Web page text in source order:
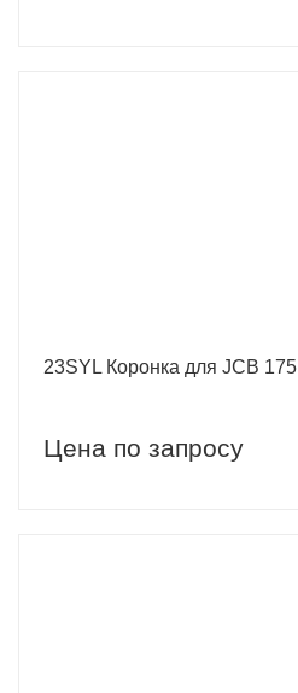
23SYL Коронка для JCB 175
Цена по запросу